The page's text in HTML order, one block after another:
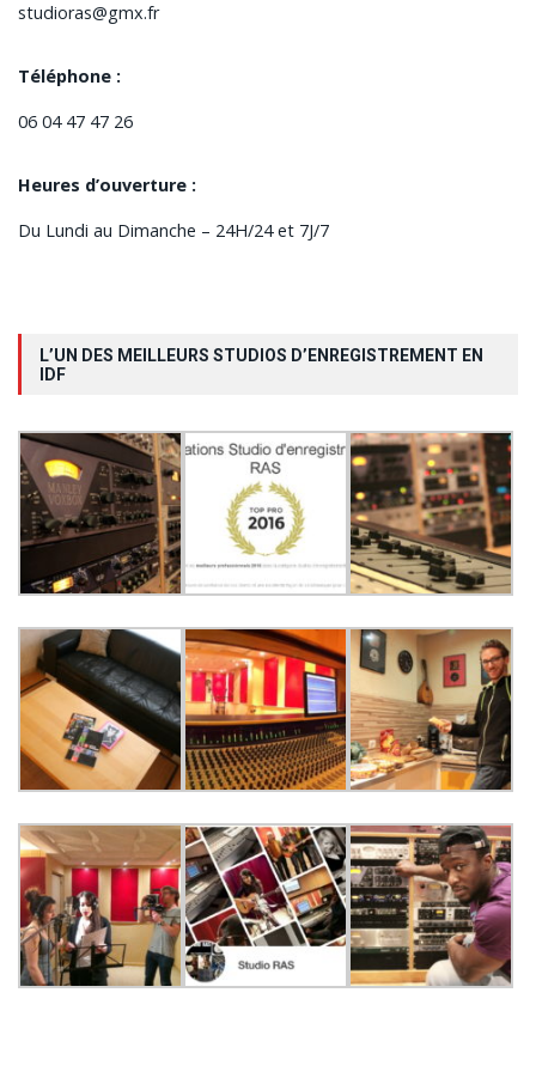
studioras@gmx.fr
Téléphone :
06 04 47 47 26
Heures d’ouverture :
Du Lundi au Dimanche – 24H/24 et 7J/7
L’UN DES MEILLEURS STUDIOS D’ENREGISTREMENT EN
IDF